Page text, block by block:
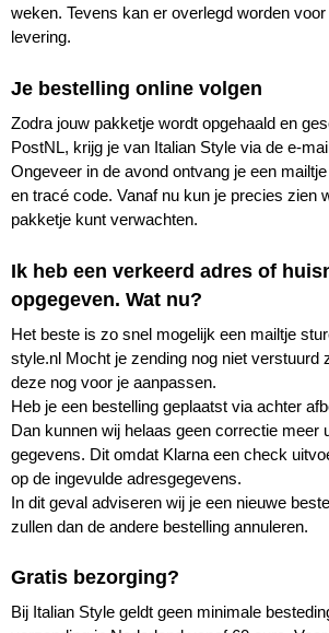
weken. Tevens kan er overlegd worden
levering.
Je bestelling online volgen
Zodra jouw pakketje wordt opgehaald en
PostNL, krijg je van Italian Style via de e-
Ongeveer in de avond ontvang je een
en tracé code. Vanaf nu kun je precies zien
pakketje kunt verwachten.
Ik heb een verkeerd adres of
opgegeven. Wat nu?
Het beste is zo snel mogelijk een mailtje
style.nl Mocht je zending nog niet verstuurd
deze nog voor je aanpassen.
Heb je een bestelling geplaatst via achter
Dan kunnen wij helaas geen correctie meer
gegevens. Dit omdat Klarna een check
op de ingevulde adresgegevens.
In dit geval adviseren wij je een nieuwe
zullen dan de andere bestelling annuleren.
Gratis bezorging?
Bij Italian Style geldt geen minimale